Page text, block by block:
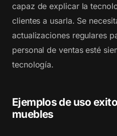
capaz de explicar la
clientes a usarla. Se
actualizaciones regulares
personal de ventas esté
tecnología.
Ejemplos de uso
muebles